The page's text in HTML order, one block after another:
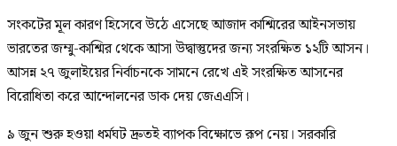
সংকটের মূল কারণ হিসেবে উঠে এসেছে আজাদ কাশ্মিরের আইনসভায়
ভারতের জম্মু-কাশ্মির থেকে আসা উদ্বাস্তুদের জন্য সংরক্ষিত ১২টি আসন।
আসন্ন ২৭ জুলাইয়ের নির্বাচনকে সামনে রেখে এই সংরক্ষিত আসনের
বিরোধিতা করে আন্দোলনের ডাক দেয় জেএএসি।
৯ জুন শুরু হওয়া ধর্মঘট দ্রুতই ব্যাপক বিক্ষোভে রূপ নেয়। সরকারি